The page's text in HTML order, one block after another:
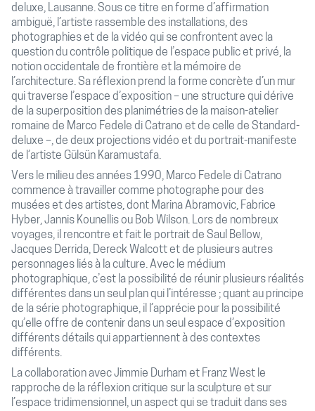
deluxe, Lausanne. Sous ce titre en forme d’affirmation
ambiguë, l’artiste rassemble des installations, des
photographies et de la vidéo qui se confrontent avec la
question du contrôle politique de l’espace public et privé, la
notion occidentale de frontière et la mémoire de
l’architecture. Sa réflexion prend la forme concrète d’un mur
qui traverse l’espace d’exposition – une structure qui dérive
de la superposition des planimétries de la maison-atelier
romaine de Marco Fedele di Catrano et de celle de Standard-
deluxe –, de deux projections vidéo et du portrait-manifeste
de l’artiste Gülsün Karamustafa.
Vers le milieu des années 1990, Marco Fedele di Catrano
commence à travailler comme photographe pour des
musées et des artistes, dont Marina Abramovic, Fabrice
Hyber, Jannis Kounellis ou Bob Wilson. Lors de nombreux
voyages, il rencontre et fait le portrait de Saul Bellow,
Jacques Derrida, Dereck Walcott et de plusieurs autres
personnages liés à la culture. Avec le médium
photographique, c’est la possibilité de réunir plusieurs réalités
différentes dans un seul plan qui l’intéresse ; quant au principe
de la série photographique, il l’apprécie pour la possibilité
qu’elle offre de contenir dans un seul espace d’exposition
différents détails qui appartiennent à des contextes
différents.
La collaboration avec Jimmie Durham et Franz West le
rapproche de la réflexion critique sur la sculpture et sur
l’espace tridimensionnel, un aspect qui se traduit dans ses